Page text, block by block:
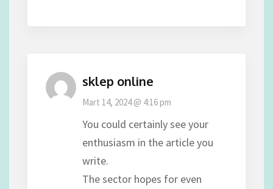
sklep online
Mart 14, 2024 @ 4:16 pm
You could certainly see your
enthusiasm in the article you
write.
The sector hopes for even